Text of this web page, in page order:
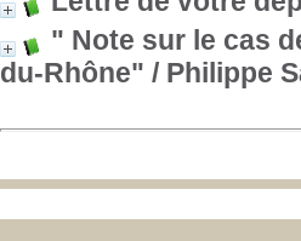
" Note sur le cas
du-Rhône" / Philippe